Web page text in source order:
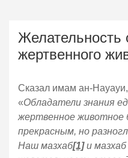
Желательность
жертвенного
Сказал имам ан-
«Обладатели знания
жертвенное животное
прекрасным, но
Наш мазхаб[1]и